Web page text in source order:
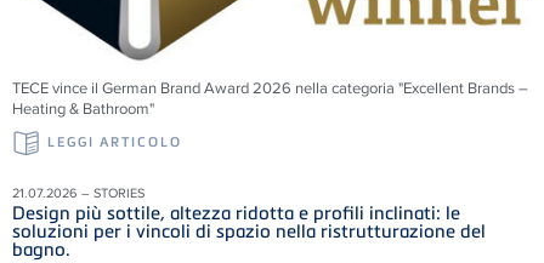
TECE vince il German Brand Award 2026 nella categoria "Excellent Brands –
Heating & Bathroom"
LEGGI ARTICOLO
21.07.2026 – STORIES
Design più sottile, altezza ridotta e profili inclinati: le
soluzioni per i vincoli di spazio nella ristrutturazione del
bagno.